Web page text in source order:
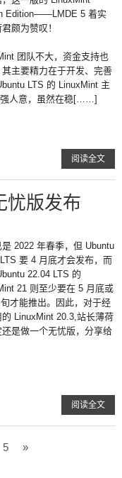
Edition——LMDE 5 着实
颇为赞叹！
团队不大，资金支持也
其主要精力在于开发、完善
LTS 的 LinuxMint 主
强人意，虽然在稳[……]
阅读全文
忧版发布
2022 年春季，但 Ubuntu
要 4 月底才会发布，而
22.04 LTS 的
21 则至少要在 5 月底或
才能推出。因此，对于经
的 LinuxMint 20.3,站长薄荷
还是做一个无忧版，分享给
阅读全文
5 »